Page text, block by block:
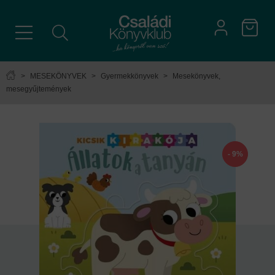
> MESEKÖNYVEK > Gyermekkönyvek >
Mesekönyvek,
mesegyűjtemények
- 9%